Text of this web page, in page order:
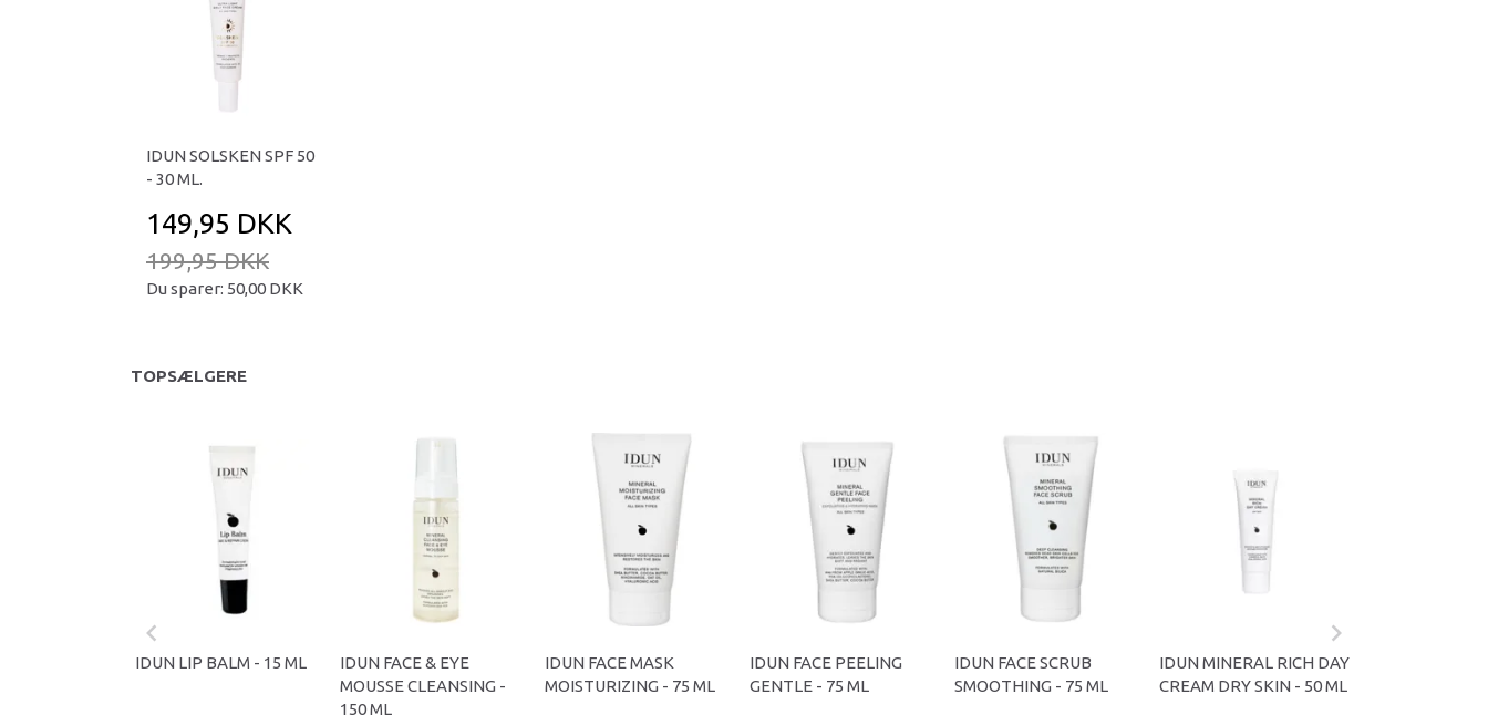
IDUN SOLSKEN SPF 50
- 30 ML.
149,95 DKK
199,95 DKK
Du sparer: 50,00 DKK
TOPSÆLGERE
IDUN LIP BALM - 15 ML
IDUN FACE & EYE
MOUSSE CLEANSING -
150 ML
IDUN FACE MASK
MOISTURIZING - 75 ML
IDUN FACE PEELING
GENTLE - 75 ML
IDUN FACE SCRUB
SMOOTHING - 75 ML
IDUN MINERAL RICH DAY
CREAM DRY SKIN - 50 ML